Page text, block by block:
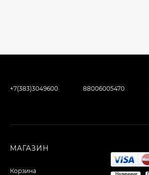
+7(383)3049600 88006005470
МАГАЗИН
Корзина